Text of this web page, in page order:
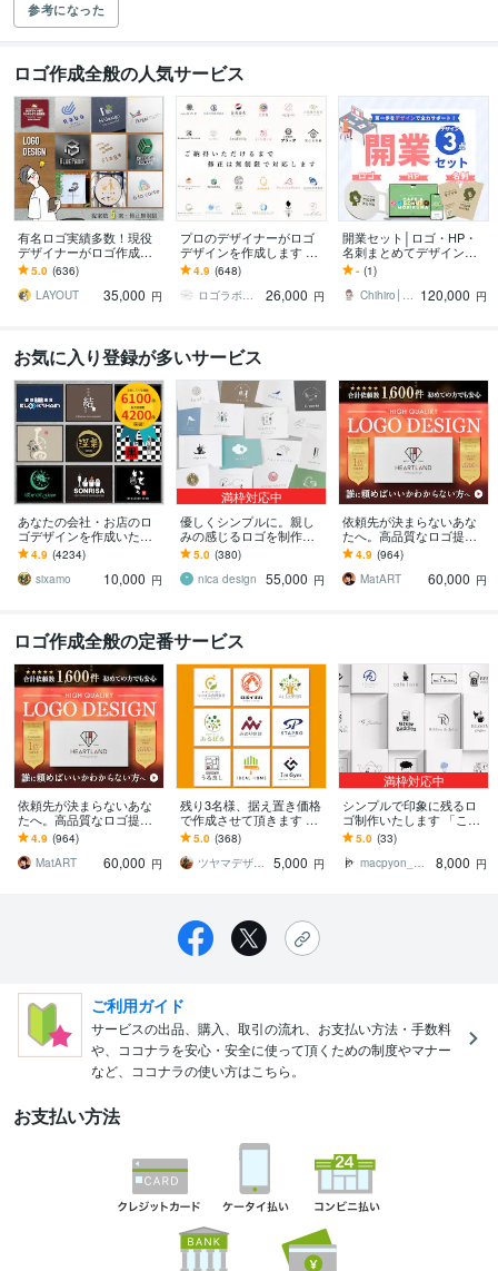
参考になった
ロゴ作成全般の人気サービス
有名ロゴ実績多数！現役
デザイナーがロゴ作成し
ます 5案でご提案・修正無
制限・著作権譲渡・用途
別アドバイス対応
5.0 (636)
LAYOUT
35,000 円
プロのデザイナーがロゴ
デザインを作成します ご
納得いただけなければ料
金は頂きません｜デザイ
ンの丸投げOK
4.9 (648)
ロゴラボ｜企業・店舗特化型デザイン事務所
26,000 円
開業セット│ロゴ・HP・
名刺まとめてデザインし
ます 個人・小規模事業者
向け！開業の第一歩をデ
ザインでサポート！
- (1)
Chihiro│Web・紙デザイン 120,000 円
お気に入り登録が多いサービス
あなたの会社・お店のロ
ゴデザインを作成いたし
ます 販売実績NO1!修正制
限なし!プロのデザインを
お手頃な料金で
4.9 (4234)
sixamo
10,000 円
満枠対応中
優しくシンプルに。親し
みの感じるロゴを制作致
します モノトーンデザイ
ン（単色）でミニマルで
親しみやすいシンボルに
5.0 (380)
nica design
55,000 円
依頼先が決まらないあな
たへ。高品質なロゴ提供
します 総依頼数1600件突
破✧想いを形にする丁寧な
プロ品質デザイン
4.9 (964)
MatART
60,000 円
ロゴ作成全般の定番サービス
依頼先が決まらないあな
たへ。高品質なロゴ提供
します 総依頼数1600件突
破✧想いを形にする丁寧な
プロ品質デザイン
4.9 (964)
MatART
60,000 円
残り3名様、据え置き価格
で作成させて頂きます 初
めてロゴ作成される方
も、親切・丁寧に対応致
します
5.0 (368)
ツヤマデザイン
5,000 円
満枠対応中
シンプルで印象に残るロ
ゴ制作いたします 「こん
な感じ」を伝わるカタチ
に。【修正無制限】
5.0 (33)
macpyon_Design
8,000 円
ご利用ガイド
サービスの出品、購入、取引の流れ、お支払い方法・手数料
や、ココナラを安心・安全に使って頂くための制度やマナー
など、ココナラの使い方はこちら。
お支払い方法